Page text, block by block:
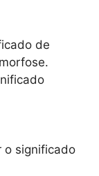
de
o significado